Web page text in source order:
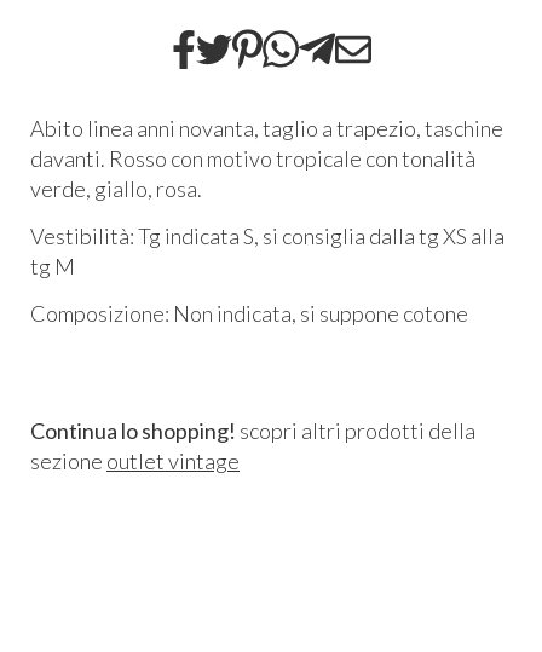
Abito linea anni novanta, taglio a trapezio, taschine
davanti. Rosso con motivo tropicale con tonalità
verde, giallo, rosa.
Vestibilità: Tg indicata S, si consiglia dalla tg XS alla
tg M
Composizione: Non indicata, si suppone cotone
Continua lo shopping! scopri altri prodotti della
sezione outlet vintage